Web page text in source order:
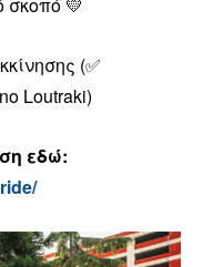
(✅
Loutraki)
εδώ: